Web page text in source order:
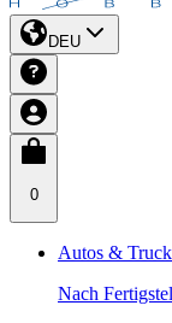
DEU
0
Autos &
Nach